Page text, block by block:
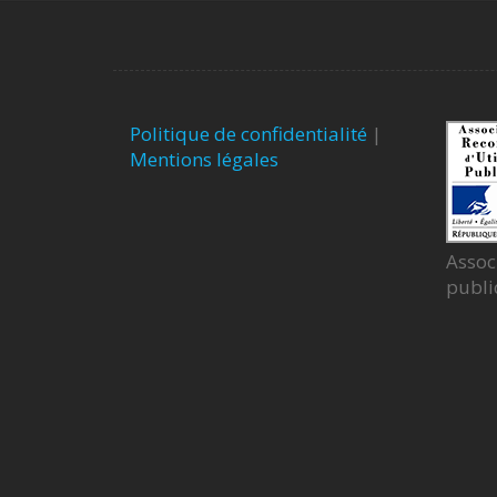
Politique de confidentialité |
Mentions légales